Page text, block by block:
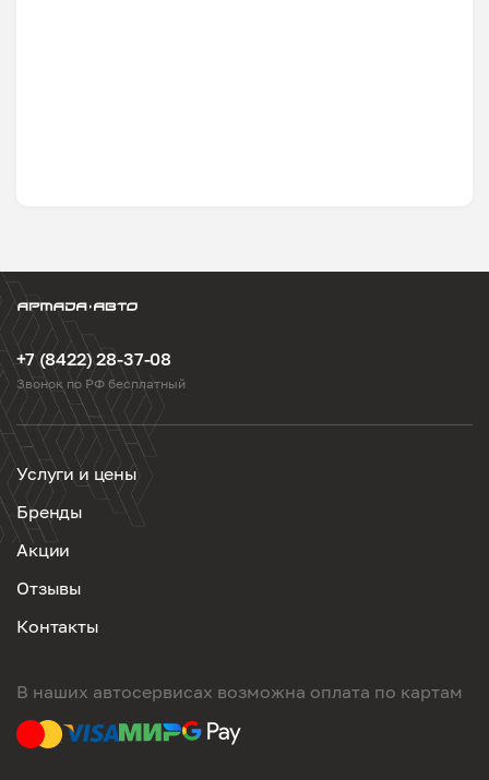
+7 (8422) 28-37-08
Звонок по РФ бесплатный
Услуги и цены
Бренды
Акции
Отзывы
Контакты
В наших автосервисах возможна оплата по картам